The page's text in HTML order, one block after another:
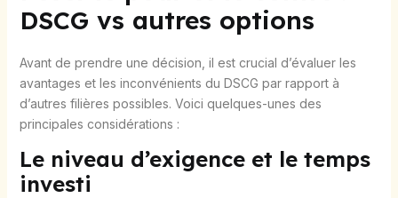
DSCG vs autres options
Avant de prendre une décision, il est crucial d’évaluer les
avantages et les inconvénients du DSCG par rapport à
d’autres filières possibles. Voici quelques-unes des
principales considérations :
Le niveau d’exigence et le temps
investi